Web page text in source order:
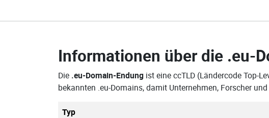
Informationen über die .eu-
Die .eu-Domain-Endung ist eine ccTLD (Ländercode Top-
bekannten .eu-Domains, damit Unternehmen, Forscher
Typ